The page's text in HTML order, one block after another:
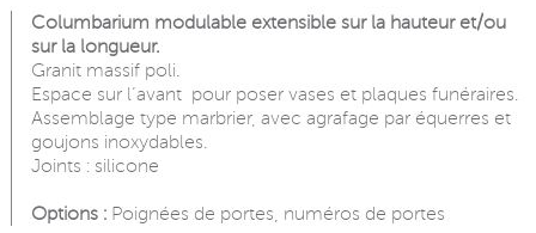
Columbarium modulable extensible sur la hauteur et/ou
sur la longueur.
Granit massif poli.
Espace sur l’avant pour poser vases et plaques funéraires.
Assemblage type marbrier, avec agrafage par équerres et
goujons inoxydables.
Joints : silicone
Options :Poignées de portes, numéros de portes